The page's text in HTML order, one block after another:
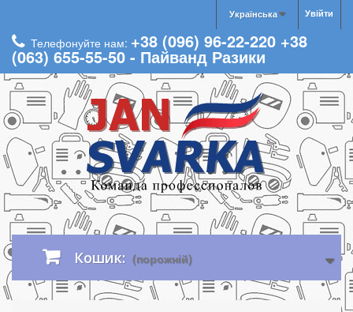
Увійти
Українська
Телефонуйте нам: +38 (096) 96-22-220 +38
(063) 655-55-50 - Пайванд Разики
Кошик: (порожній)